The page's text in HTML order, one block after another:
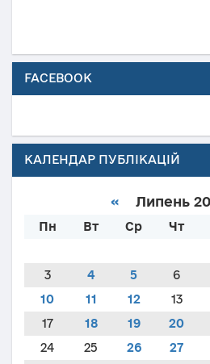
FACEBOOK
КАЛЕНДАР ПУБЛІКАЦІЙ
« Липень
Пн Вт Ср Чт
3
4 5 6
10
11 12 13
17
18 19 20
24
25 26 27